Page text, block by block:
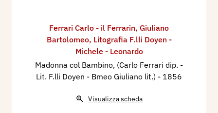
Ferrari Carlo - il Ferrarin, Giuliano
Bartolomeo, Litografia F.lli Doyen -
Michele - Leonardo
Madonna col Bambino, (Carlo Ferrari dip. -
Lit. F.lli Doyen - Bmeo Giuliano lit.) - 1856
Visualizza scheda